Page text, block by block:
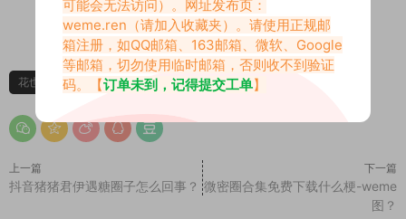
2 0
花也 花也微密圈
上一篇
抖音猪猪君伊遇糖圈子怎么回事？
下一篇
微密圈合集免费下载什么梗-weme
图？
可能会无法访问）。网址发布页：
weme.ren （请加入收藏夹）。请使用正规邮
箱注册，如QQ邮箱、163邮箱、微软、Google
等邮箱，切勿使用临时邮箱，否则收不到验证
码。【订单未到，记得提交工单】